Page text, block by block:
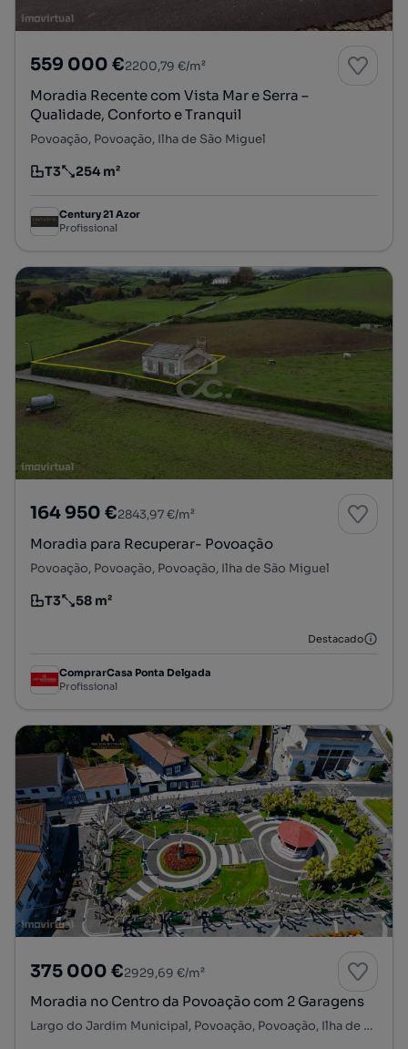
559 000 €2200,79 €/m²
Moradia Recente com Vista Mar e Serra –
Qualidade, Conforto e Tranquil
Povoação, Povoação, Ilha de São Miguel
Tipologia
T3
Preço por metro quadrado
254 m²
Century 21 Azor
Profissional
164 950 €2843,97 €/m²
Moradia para Recuperar- Povoação
Povoação, Povoação, Povoação, Ilha de São Miguel
Tipologia
T3
Preço por metro quadrado
58 m²
Destacado
ComprarCasa Ponta Delgada
Profissional
375 000 €2929,69 €/m²
Moradia no Centro da Povoação com 2 Garagens
Largo do Jardim Municipal, Povoação, Povoação, Ilha de São Miguel